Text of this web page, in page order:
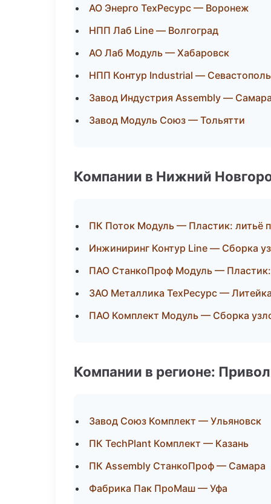
АО Энерго ТехРесурс — Воронеж
НПП Лаб Line — Волгоград
АО Лаб Модуль — Хабаровск
НПП Контур Industrial — Севастополь
Завод Индустрия Assembly —
Завод Модуль Союз — Тольятти
Компании в Нижний
ПК Поток Модуль — Пластик: литьё
Инжиниринг Контур Line — Сборка
ПАО СтанкоПроф Модуль — Пластик:
ЗАО Металлика ТехРесурс —
ПАО Комплект Модуль — Сборка
Компании в регионе:
Завод Союз Комплект — Ульяновск
ПК TechPlant Комплект — Казань
ПК Assembly СтанкоПроф — Самара
Фабрика Пак ПроМаш — Уфа